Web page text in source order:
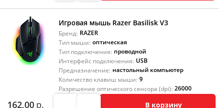
Игровая мышь Razer Basilisk V3
Бренд: RAZER
Тип мыши: оптическая
Тип подключения: проводной
Интерфейс подключения: USB
Предназначение: настольный компьютер
Количество клавиш мыши: 9
Разрешение оптического сенсора (dpi): 26000
162,00 р. В корзину